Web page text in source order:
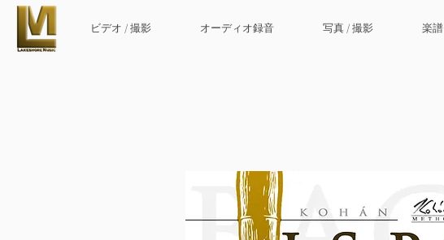
ビデオ / 撮影 オーディオ録音 写真 / 撮影 楽譜